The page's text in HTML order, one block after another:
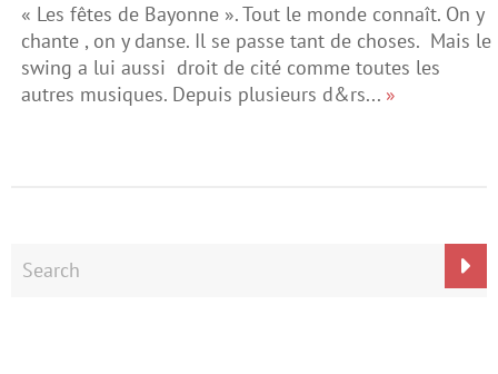
« Les fêtes de Bayonne ». Tout le monde connaît. On y
chante , on y danse. Il se passe tant de choses. Mais le
swing a lui aussi droit de cité comme toutes les
autres musiques. Depuis plusieurs d&rs... »